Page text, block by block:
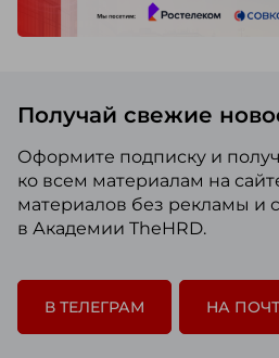
Получай свежие
Оформите подписку и
ко всем материалам на
материалов без рекламы и
в Академии TheHRD.
В ТЕЛЕГРАМ НА